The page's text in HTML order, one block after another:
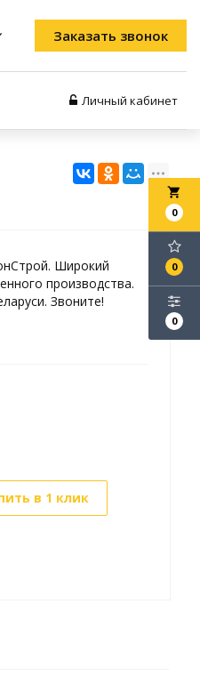
Заказать звонок
Личный кабинет
local_grocery_store
0
0
0
Широкий
производства.
Звоните!
в 1 клик